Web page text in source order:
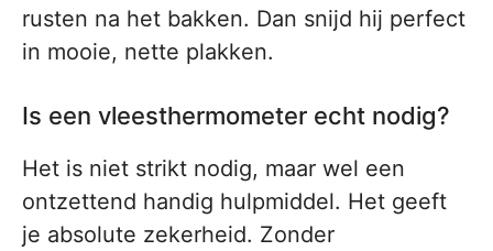
rusten na het bakken. Dan snijd hij perfect
in mooie, nette plakken.
Is een vleesthermometer echt nodig?
Het is niet strikt nodig, maar wel een
ontzettend handig hulpmiddel. Het geeft
je absolute zekerheid. Zonder